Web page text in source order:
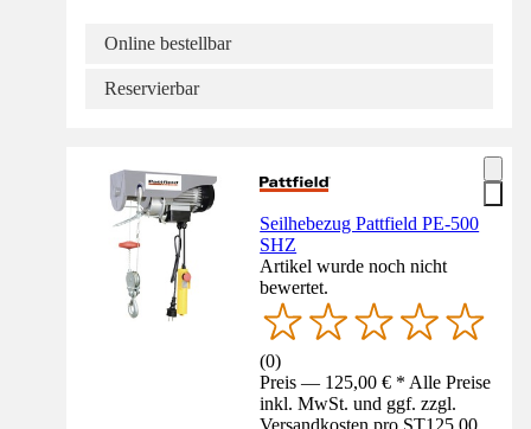
Online bestellbar
Reservierbar
Seilhebezug Pattfield PE-500
SHZ
Artikel wurde noch nicht
bewertet.
(0)
Preis — 125,00 € * Alle Preise
inkl. MwSt. und ggf. zzgl.